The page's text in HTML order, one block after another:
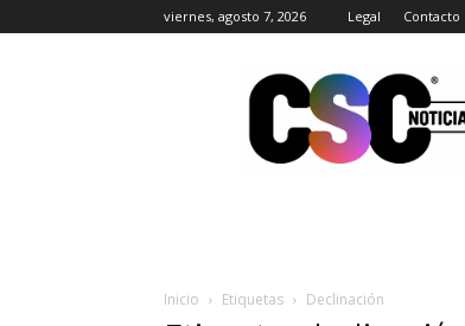
viernes, agosto 7, 2026 Legal Contacto
Noticias
Inicio Etiquetas Declinación